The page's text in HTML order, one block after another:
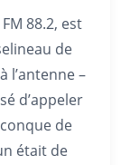
88.2, est
de
l’antenne –
d’appeler
de
était de